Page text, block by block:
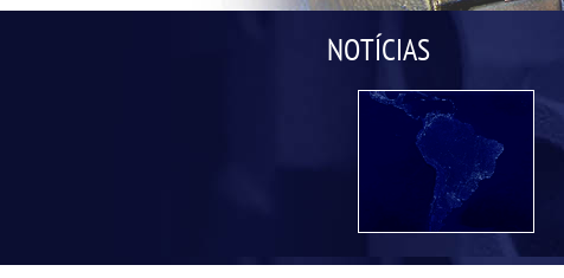
NOTÍCIAS